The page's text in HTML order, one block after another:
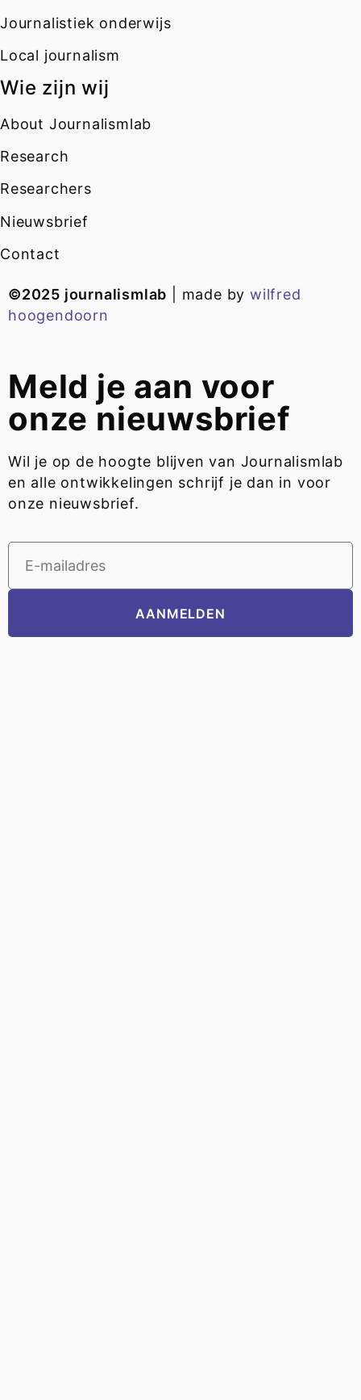
Journalistiek onderwijs
Local journalism
Wie zijn wij
About Journalismlab
Research
Researchers
Nieuwsbrief
Contact
©2025 journalismlab | made bywilfred
hoogendoorn
Meld je aan voor
onze nieuwsbrief
Wil je op de hoogte blijven van Journalismlab
en alle ontwikkelingen schrijf je dan in voor
onze nieuwsbrief.
AANMELDEN